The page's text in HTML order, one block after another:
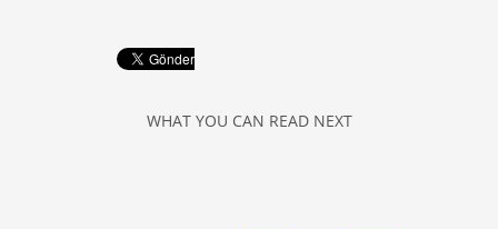
WHAT YOU CAN READ NEXT